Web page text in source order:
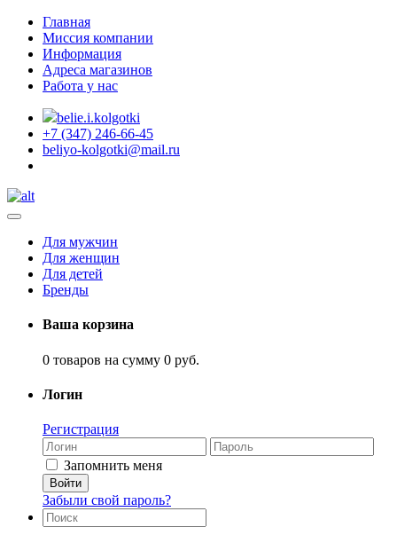
Главная
Миссия компании
Информация
Адреса магазинов
Работа у нас
belie.i.kolgotki
+7 (347) 246-66-45
beliyo-kolgotki@mail.ru
Для мужчин
Для женщин
Для детей
Бренды
Ваша корзина
0 товаров на сумму 0 руб.
Логин
Регистрация
Запомнить меня
Забыли свой пароль?